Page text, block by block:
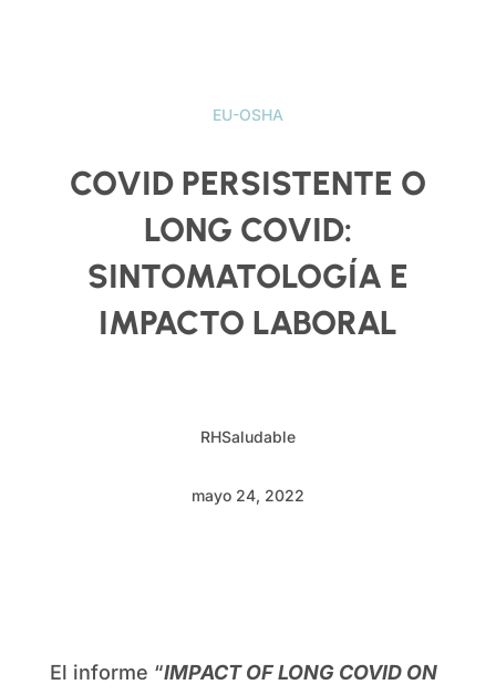
EU-OSHA
COVID PERSISTENTE O
LONG COVID:
SINTOMATOLOGÍA E
IMPACTO LABORAL
RHSaludable
mayo 24, 2022
El informe “IMPACT OF LONG COVID ON